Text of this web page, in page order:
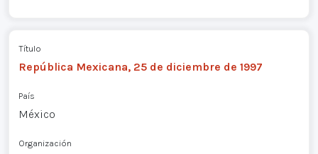
Título
República Mexicana, 25 de diciembre de 1997
País
México
Organización